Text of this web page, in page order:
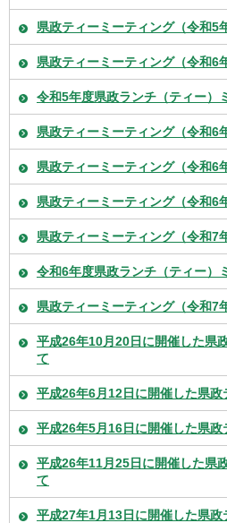
県政ティーミーティング（令和5
県政ティーミーティング（令和6
令和5年度県政ランチ（ティー）
県政ティーミーティング（令和6
県政ティーミーティング（令和6
県政ティーミーティング（令和6
県政ティーミーティング（令和7
令和6年度県政ランチ（ティー）
県政ティーミーティング（令和7
平成26年10月20日に開催した県
て
平成26年6月12日に開催した県
平成26年5月16日に開催した県
平成26年11月25日に開催した県
て
平成27年1月13日に開催した県